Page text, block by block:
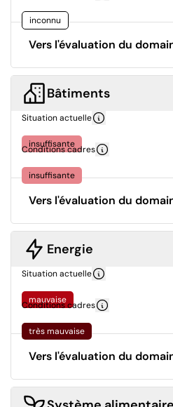
inconnu
Vers l'évaluation du
Bâtiments
Situation actuelle
insuffisante
Conditions cadres
insuffisante
Vers l'évaluation du
Energie
Situation actuelle
mauvaise
Conditions cadres
très mauvaise
Vers l'évaluation du